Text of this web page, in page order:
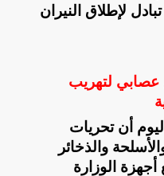
لإطلاق النيران
لتهريب
أن تحريات
والذخائر
الوزارة